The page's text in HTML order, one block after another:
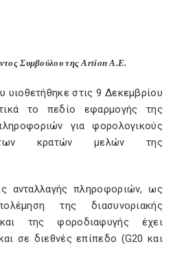
Συμβούλου της Artion A.E.
στις 9 Δεκεμβρίου
το πεδίο εφαρμογής της
για φορολογικούς
κρατών μελών της
ανταλλαγής πληροφοριών, ως
της διασυνοριακής
της φοροδιαφυγής έχει
σε διεθνές επίπεδο (G20 και